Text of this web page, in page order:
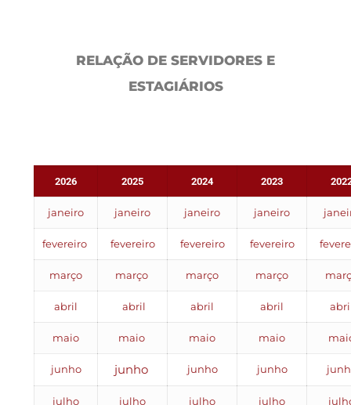
RELAÇÃO DE SERVIDORES E
ESTAGIÁRIOS
2026 2025 2024 2023
janeiro janeiro janeiro janeiro
fevereiro fevereiro fevereiro fevereiro
março março março março
abril abril abril abril
maio maio maio maio
junho junho junho junho
julho julho julho julho